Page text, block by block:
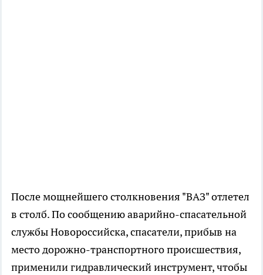
После мощнейшего столкновения "ВАЗ" отлетел
в столб. По сообщению аварийно-спасательной
службы Новороссийска, спасатели, прибыв на
место дорожно-транспортного происшествия,
применили гидравлический инструмент, чтобы